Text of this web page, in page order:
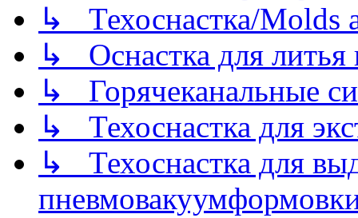
↳ Техоснастка/Molds
↳ Оснастка для литья
↳ Горячеканальные
↳ Техоснастка для
↳ Техоснастка для